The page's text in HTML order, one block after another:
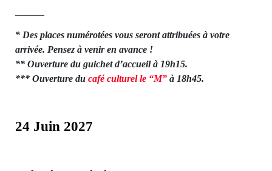
———
* Des places numérotées vous seront attribuées à votre
arrivée. Pensez à venir en avance !
** Ouverture du guichet d’accueil à 19h15.
*** Ouverture du café culturel le “M” à 18h45.
24 Juin 2027